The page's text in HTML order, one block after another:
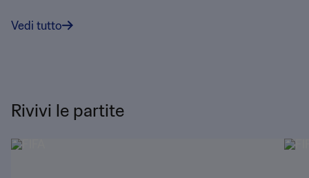
Vedi tutto
Rivivi le partite